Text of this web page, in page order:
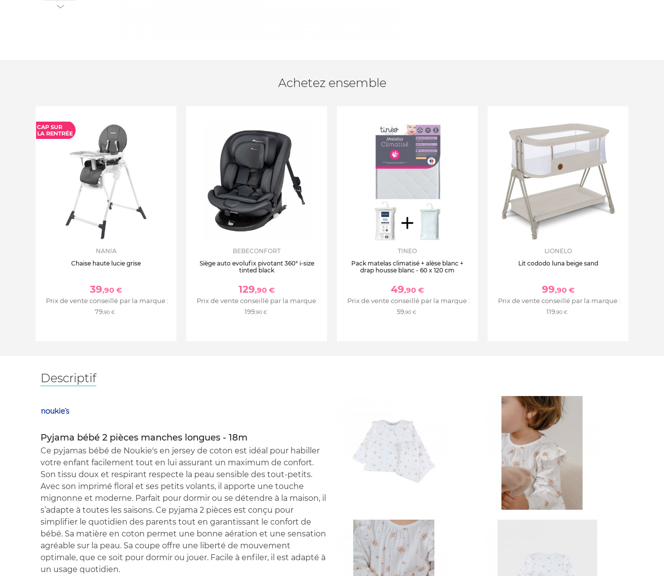
Achetez ensemble
NANIA
Chaise haute lucie grise
39,90 €
Prix de vente conseillé par la marque :
79,90 €
BEBECONFORT
Siège auto evolufix pivotant 360° i-size
tinted black
129,90 €
Prix de vente conseillé par la marque :
199,90 €
TINEO
Pack matelas climatisé + alèse blanc +
drap housse blanc - 60 x 120 cm
49,90 €
Prix de vente conseillé par la marque :
59,90 €
LIONELO
Lit cododo luna beige sand
99,90 €
Prix de vente conseillé par la marque :
119,90 €
Descriptif
Pyjama bébé 2 pièces manches longues - 18m
Ce pyjamas bébé de Noukie's en jersey de coton est idéal pour habiller
votre enfant facilement tout en lui assurant un maximum de confort.
Son tissu doux et respirant respecte la peau sensible des tout-petits.
Avec son imprimé floral et ses petits volants, il apporte une touche
mignonne et moderne. Parfait pour dormir ou se détendre à la maison, il
s’adapte à toutes les saisons. Ce pyjama 2 pièces est conçu pour
simplifier le quotidien des parents tout en garantissant le confort de
bébé. Sa matière en coton permet une bonne aération et une sensation
agréable sur la peau. Sa coupe offre une liberté de mouvement
optimale, que ce soit pour dormir ou jouer. Facile à enfiler, il est adapté à
un usage quotidien.